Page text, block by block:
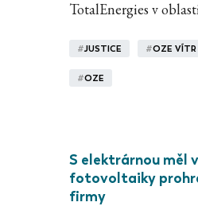
TotalEnergies v
#JUSTICE #OZE VÍTR
#OZE
S elektrárnou měl
fotovoltaiky
firmy